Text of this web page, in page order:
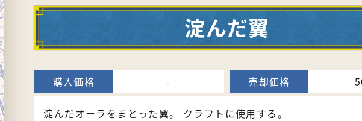
淀んだ翼
-
淀んだオーラをまとった翼。 クラフトに使用する。